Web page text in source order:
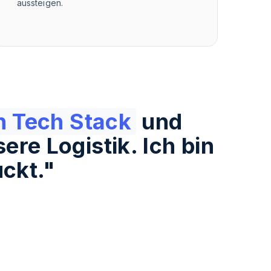
aussteigen.
Tech Stack und
Logistik. Ich bin
"